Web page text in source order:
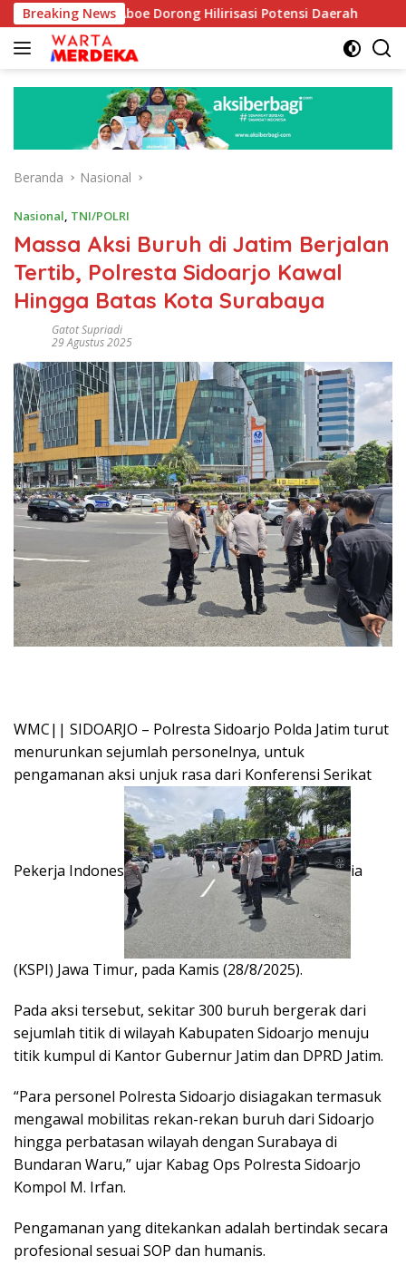
Langsung
ke
konten
Breaking News
Aboe Dorong Hilirisasi Potensi Daerah DPR
Beranda Nasional
Nasional, TNI/POLRI
Massa Aksi Buruh di Jatim Berjalan
Tertib, Polresta Sidoarjo Kawal
Hingga Batas Kota Surabaya
Gatot Supriadi
29 Agustus 2025
WMC|| SIDOARJO – Polresta Sidoarjo Polda Jatim turut
menurunkan sejumlah personelnya, untuk
pengamanan aksi unjuk rasa dari Konferensi Serikat
Pekerja Indones ia
(KSPI) Jawa Timur, pada Kamis (28/8/2025).
Pada aksi tersebut, sekitar 300 buruh bergerak dari
sejumlah titik di wilayah Kabupaten Sidoarjo menuju
titik kumpul di Kantor Gubernur Jatim dan DPRD Jatim.
“Para personel Polresta Sidoarjo disiagakan termasuk
mengawal mobilitas rekan-rekan buruh dari Sidoarjo
hingga perbatasan wilayah dengan Surabaya di
Bundaran Waru,” ujar Kabag Ops Polresta Sidoarjo
Kompol M. Irfan.
Pengamanan yang ditekankan adalah bertindak secara
profesional sesuai SOP dan humanis.